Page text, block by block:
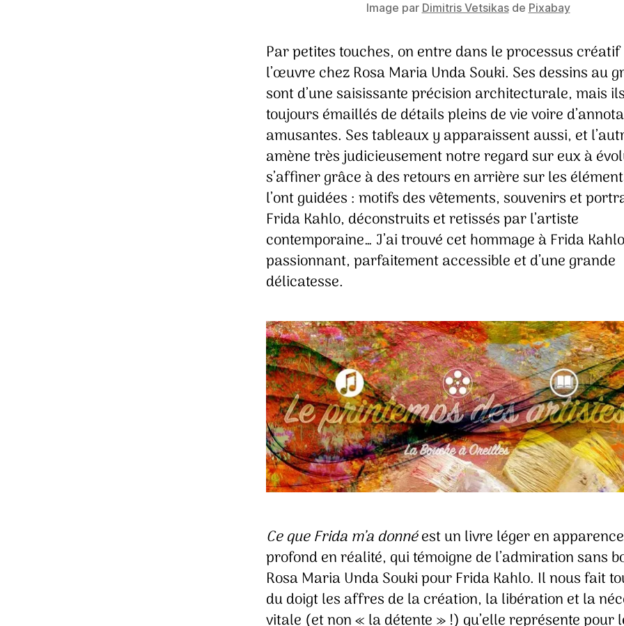
Image par Dimitris Vetsikasde Pixabay
Par petites touches, on entre dans le processus
l’œuvre chez Rosa Maria Unda Souki. Ses dessins au
sont d’une saisissante précision architecturale, mais
toujours émaillés de détails pleins de vie voire
amusantes. Ses tableaux y apparaissent aussi, et
amène très judicieusement notre regard sur eux à
s’affiner grâce à des retours en arrière sur les
l’ont guidées : motifs des vêtements, souvenirs et
Frida Kahlo, déconstruits et retissés par l’artiste
contemporaine… J’ai trouvé cet hommage à Frida Kahlo
passionnant, parfaitement accessible et d’une grande
délicatesse.
Ce que Frida m’a donnéest un livre léger en
profond en réalité, qui témoigne de l’admiration sans
Rosa Maria Unda Souki pour Frida Kahlo. Il nous fait
du doigt les affres de la création, la libération et la
vitale (et non « la détente » !) qu’elle représente pour